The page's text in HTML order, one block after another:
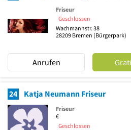
Friseur
Geschlossen
Wachmannstr. 38
28209 Bremen (Bürgerpark)
Anrufen
24 Katja Neumann Friseur
Friseur
€
Geschlossen